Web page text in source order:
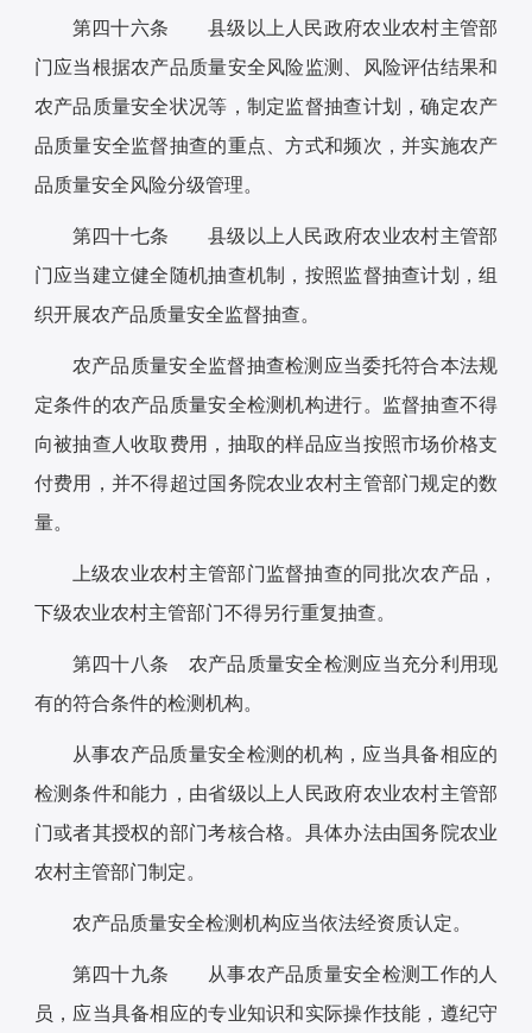
第四十六条 县级以上人民政府农业农村主管部
门应当根据农产品质量安全风险监测、风险评估结果和
农产品质量安全状况等，制定监督抽查计划，确定农产
品质量安全监督抽查的重点、方式和频次，并实施农产
品质量安全风险分级管理。
第四十七条 县级以上人民政府农业农村主管部
门应当建立健全随机抽查机制，按照监督抽查计划，组
织开展农产品质量安全监督抽查。
农产品质量安全监督抽查检测应当委托符合本法规
定条件的农产品质量安全检测机构进行。监督抽查不得
向被抽查人收取费用，抽取的样品应当按照市场价格支
付费用，并不得超过国务院农业农村主管部门规定的数
量。
上级农业农村主管部门监督抽查的同批次农产品，
下级农业农村主管部门不得另行重复抽查。
第四十八条 农产品质量安全检测应当充分利用现
有的符合条件的检测机构。
从事农产品质量安全检测的机构，应当具备相应的
检测条件和能力，由省级以上人民政府农业农村主管部
门或者其授权的部门考核合格。具体办法由国务院农业
农村主管部门制定。
农产品质量安全检测机构应当依法经资质认定。
第四十九条 从事农产品质量安全检测工作的人
员，应当具备相应的专业知识和实际操作技能，遵纪守